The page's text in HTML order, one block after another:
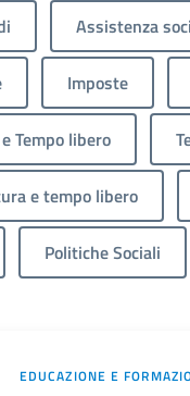
Assistenza
Imposte
Tempo libero
e tempo libero
Politiche Sociali
EDUCAZIONE E